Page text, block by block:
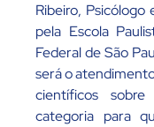
Ribeiro,
pela Escola
Federal de São
será o
científicos
categoria para